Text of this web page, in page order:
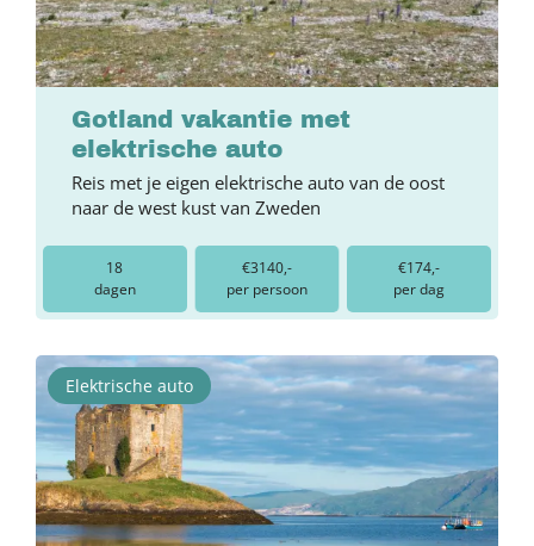
Gotland vakantie met
elektrische auto
Reis met je eigen elektrische auto van de oost
naar de west kust van Zweden
18
dagen
€3140,-
per persoon
€174,-
per dag
Elektrische auto